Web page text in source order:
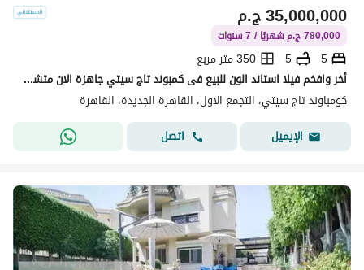
ج.م35,000,000
780,000 ج.م شهريًا / 7 سنوات
5
5
350 متر مربع
أخر وافخم فيلا استاند الون للبيع فى كمبوند تاج سيتي جاهزة الان متشطبة بالكامل بالتكيفات مساحات كبيرة بخصم على الكاش يصل الى 35%
كومباوند تاج سيتي، التجمع الاول، القاهرة الجديدة، القاهرة
الإيميل
اتصل